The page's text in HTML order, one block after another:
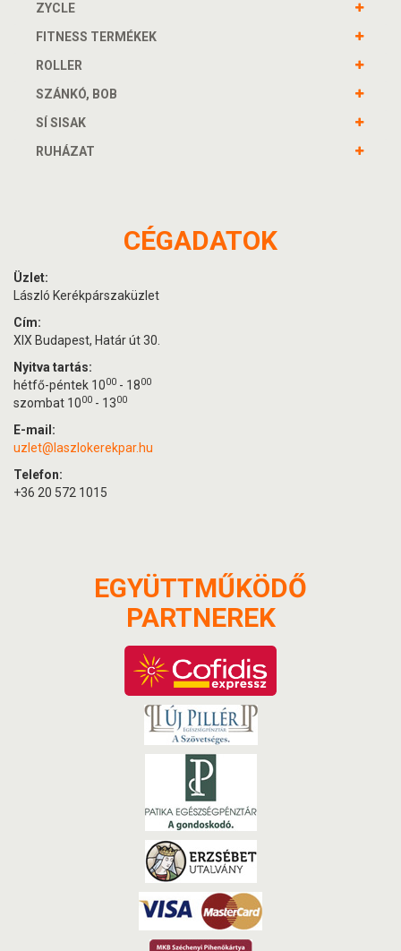
ZYCLE
FITNESS TERMÉKEK
ROLLER
SZÁNKÓ, BOB
SÍ SISAK
RUHÁZAT
CÉGADATOK
Üzlet:
László Kerékpárszaküzlet
Cím:
XIX Budapest, Határ út 30.
Nyitva tartás:
hétfő-péntek 1000 - 1800
szombat 1000 - 1300
E-mail:
uzlet@laszlokerekpar.hu
Telefon:
+36 20 572 1015
EGYÜTTMŰKÖDŐ
PARTNEREK